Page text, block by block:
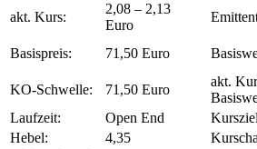
akt. Kurs:
2,08 – 2,13
Euro
Basispreis: 71,50 Euro
KO-Schwelle:
71,50 Euro
akt.
Laufzeit:
Open End
Hebel:
4,35